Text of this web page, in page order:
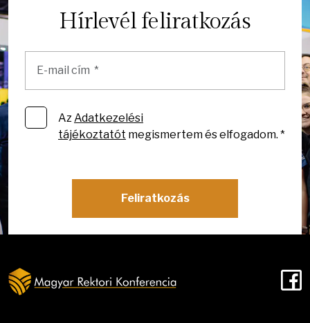
Hírlevél feliratkozás
AzAdatkezelési
tájékoztatót megismertem és elfogadom. *
Feliratkozás